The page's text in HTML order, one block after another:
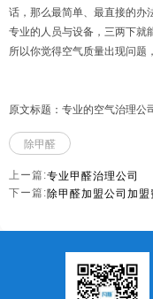
话，那么最简单、最直接的办
专业的人员与设备，三两下就
所以你觉得空气质量出现问题
原文标题：专业的空气治理公
除甲醛
上ー篇:专业甲醛治理公司
下ー篇:除甲醛加盟公司加盟